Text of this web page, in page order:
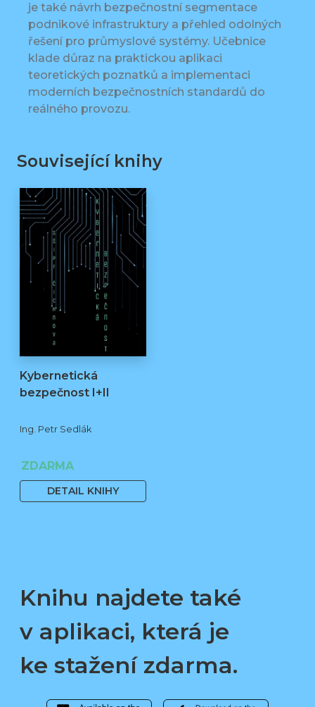
je také návrh bezpečnostní segmentace
podnikové infrastruktury a přehled odolných
řešení pro průmyslové systémy. Učebnice
klade důraz na praktickou aplikaci
teoretických poznatků a implementaci
moderních bezpečnostních standardů do
reálného provozu.
Související knihy
Kybernetická
bezpečnost I+II
Ing. Petr Sedlák
ZDARMA
DETAIL KNIHY
Knihu najdete také
v aplikaci, která je
ke stažení zdarma.